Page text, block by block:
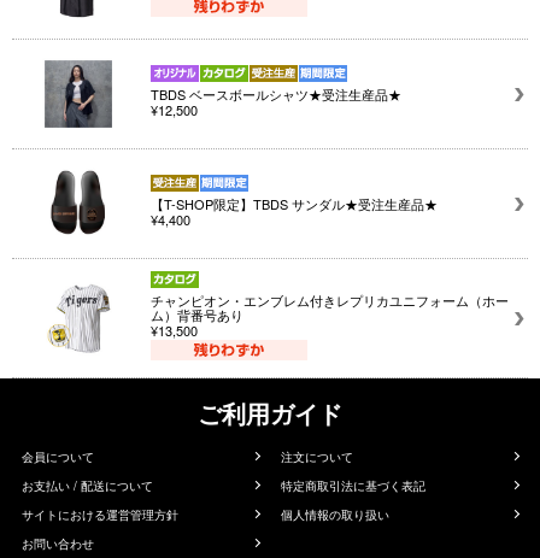
TBDS ベースボールシャツ★受注生産品★
¥12,500
【T-SHOP限定】TBDS サンダル★受注生産品★
¥4,400
チャンピオン・エンブレム付きレプリカユニフォーム（ホー
ム）背番号あり
¥13,500
ご利用ガイド
会員について
注文について
お支払い / 配送について
特定商取引法に基づく表記
サイトにおける運営管理方針
個人情報の取り扱い
お問い合わせ